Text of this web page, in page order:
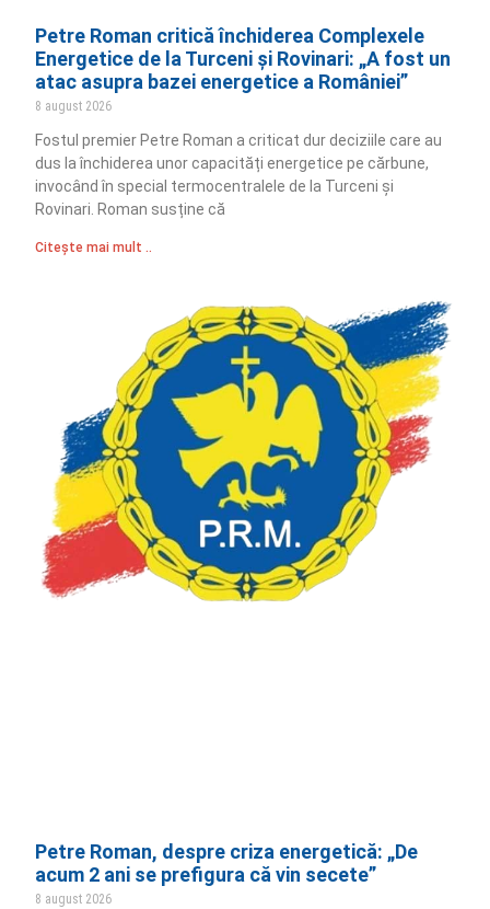
Petre Roman critică închiderea Complexele
Energetice de la Turceni și Rovinari: „A fost un
atac asupra bazei energetice a României”
8 august 2026
Fostul premier Petre Roman a criticat dur deciziile care au
dus la închiderea unor capacități energetice pe cărbune,
invocând în special termocentralele de la Turceni și
Rovinari. Roman susține că
Citește mai mult ..
Petre Roman, despre criza energetică: „De
acum 2 ani se prefigura că vin secete”
8 august 2026